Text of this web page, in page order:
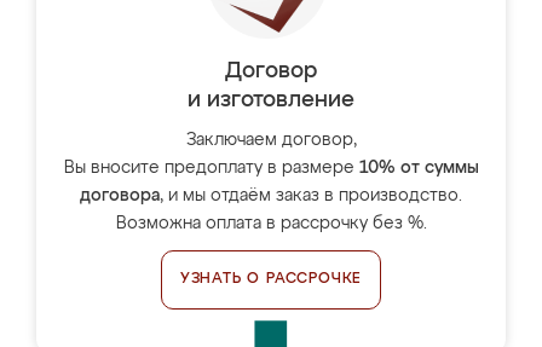
Договор
и изготовление
Заключаем договор,
Вы вносите предоплату в размере 10% от суммы
договора, и мы отдаём заказ в производство.
Возможна оплата в рассрочку без %.
УЗНАТЬ О РАССРОЧКЕ